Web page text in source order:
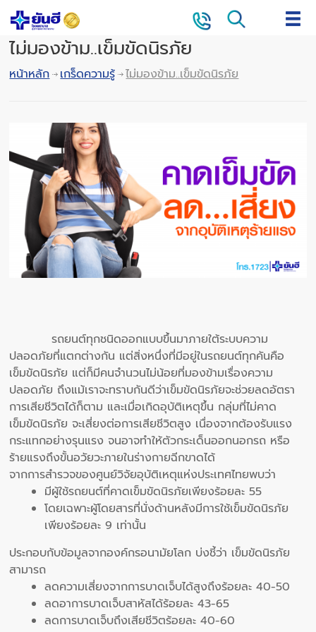
ไม่มองข้าม..เข็มขัดนิรภัย
หน้าหลัก เกร็ดความรู้ ไม่มองข้าม..เข็มขัดนิรภัย
รถยนต์ทุกชนิดออกแบบขึ้นมาภายใต้ระบบความ
ปลอดภัยที่แตกต่างกัน แต่สิ่งหนึ่งที่มีอยู่ในรถยนต์ทุกคันคือ
เข็มขัดนิรภัย แต่ก็มีคนจำนวนไม่น้อยที่มองข้ามเรื่องความ
ปลอดภัย ถึงแม้เราจะทราบกันดีว่าเข็มขัดนิรภัยจะช่วยลดอัตรา
การเสียชีวิตได้ก็ตาม และเมื่อเกิดอุบัติเหตุขึ้น กลุ่มที่ไม่คาด
เข็มขัดนิรภัย จะเสี่ยงต่อการเสียชีวิตสูง เนื่องจากต้องรับแรง
กระแทกอย่างรุนแรง จนอาจทำให้ตัวกระเด็นออกนอกรถ หรือ
ร้ายแรงถึงขั้นอวัยวะภายในร่างกายฉีกขาดได้
จากการสำรวจของศูนย์วิจัยอุบัติเหตุแห่งประเทศไทยพบว่า
มีผู้ใช้รถยนต์ที่คาดเข็มขัดนิรภัยเพียงร้อยละ 55
โดยเฉพาะผู้โดยสารที่นั่งด้านหลังมีการใช้เข็มขัดนิรภัย
เพียงร้อยละ 9 เท่านั้น
ประกอบกับข้อมูลจากองค์กรอนามัยโลก บ่งชี้ว่า เข็มขัดนิรภัย
สามารถ
ลดความเสี่ยงจากการบาดเจ็บได้สูงถึงร้อยละ 40-50
ลดอาการบาดเจ็บสาหัสได้ร้อยละ 43-65
ลดการบาดเจ็บถึงเสียชีวิตร้อยละ 40-60